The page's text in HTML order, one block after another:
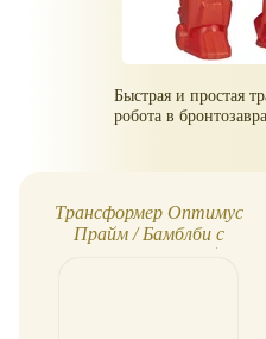
Быстрая и простая
робота в
Трансформер Оптимус
Прайм / Бамблби с
автоматической